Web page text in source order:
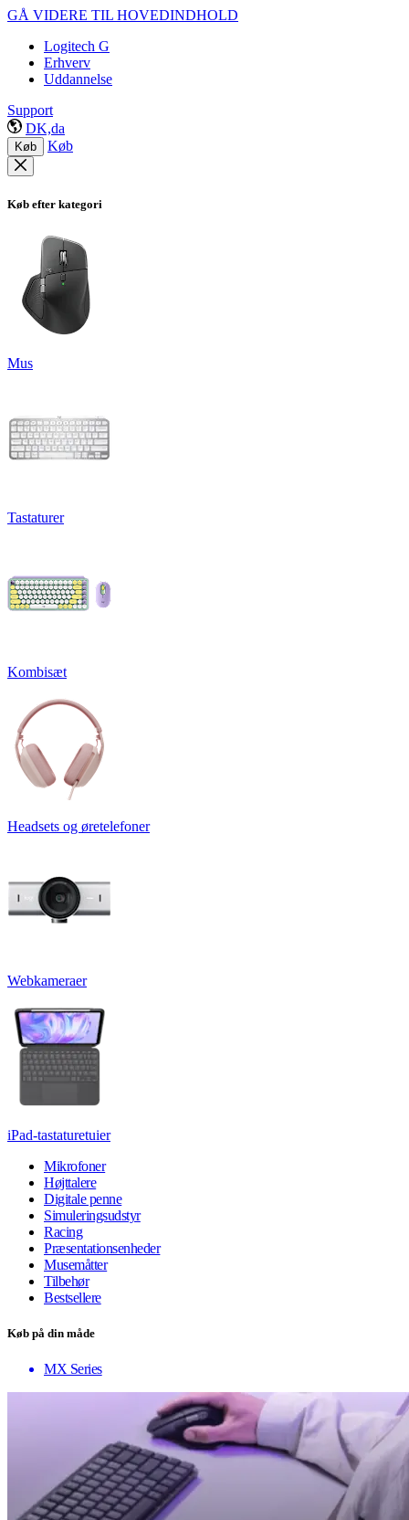
GÅ VIDERE TIL HOVEDINDHOLD
Logitech G
Erhverv
Uddannelse
Support
DK,da
Køb Køb
Køb efter kategori
Mus
Tastaturer
Kombisæt
Headsets og øretelefoner
Webkameraer
iPad-tastaturetuier
Mikrofoner
Højttalere
Digitale penne
Simuleringsudstyr
Racing
Præsentationsenheder
Musemåtter
Tilbehør
Bestsellere
Køb på din måde
MX Series